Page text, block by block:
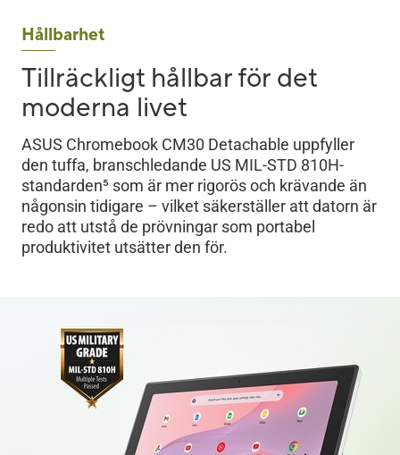
Hållbarhet
Tillräckligt hållbar för det
moderna livet
ASUS Chromebook CM30 Detachable uppfyller
den tuffa, branschledande US MIL-STD 810H-
standarden5 som är mer rigorös och krävande än
någonsin tidigare – vilket säkerställer att datorn är
redo att utstå de prövningar som portabel
produktivitet utsätter den för.